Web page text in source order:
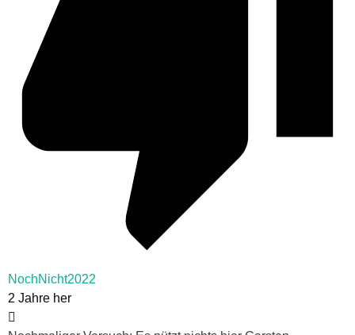
NochNicht2022
2 Jahre her